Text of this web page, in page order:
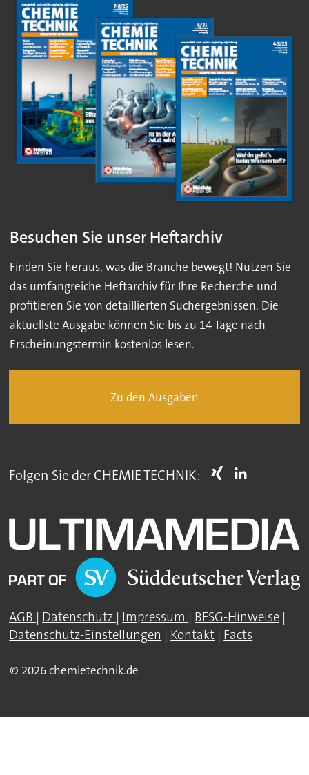
Besuchen Sie unser Heftarchiv
Finden Sie heraus, was die Branche bewegt! Nutzen Sie
das umfangreiche Heftarchiv für Ihre Recherche und
profitieren Sie von detaillierten Suchergebnissen. Die
aktuellste Ausgabe können Sie bis zu 14 Tage nach
Erscheinungstermin kostenlos lesen.
Zu den Ausgaben
Folgen Sie der CHEMIE TECHNIK:
AGB | Datenschutz | Impressum | BFSG-Hinweise |
Datenschutz-Einstellungen | Kontakt | Facts
© 2026 chemietechnik.de